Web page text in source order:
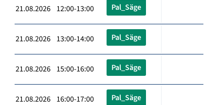
21.08.2026 12:00-13:00 Pal_Säge
21.08.2026 13:00-14:00 Pal_Säge
21.08.2026 15:00-16:00 Pal_Säge
21.08.2026 16:00-17:00 Pal_Säge